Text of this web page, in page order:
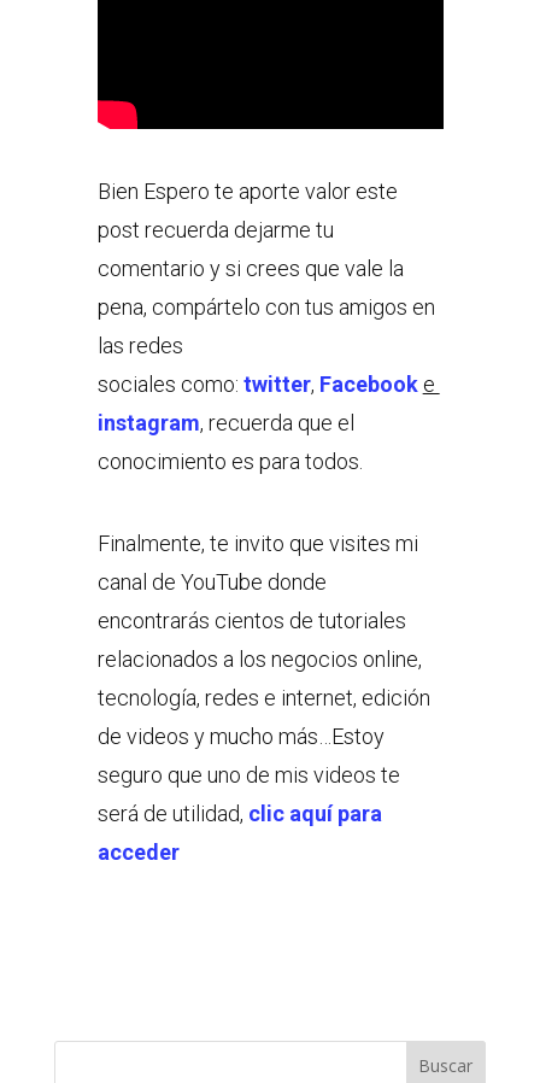
Bien Espero te aporte valor este
post recuerda dejarme tu
comentario y si crees que vale la
pena, compártelo con tus amigos en
las redes
sociales como: twitter, Facebook e
instagram, recuerda que el
conocimiento es para todos.
Finalmente, te invito que visites mi
canal de YouTube donde
encontrarás cientos de tutoriales
relacionados a los negocios online,
tecnología, redes e internet, edición
de videos y mucho más…Estoy
seguro que uno de mis videos te
será de utilidad, clic aquí para
acceder
Buscar